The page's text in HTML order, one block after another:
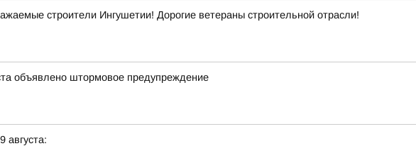
строители Ингушетии! Дорогие ветераны строительной отрасли!
объявлено штормовое предупреждение
августа: